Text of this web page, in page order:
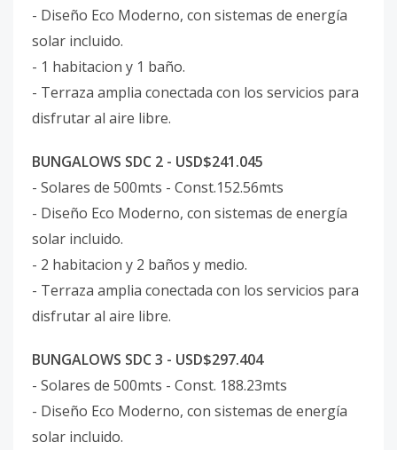
- Diseño Eco Moderno, con sistemas de energía
solar incluido.
- 1 habitacion y 1 baño.
- Terraza amplia conectada con los servicios para
disfrutar al aire libre.
BUNGALOWS SDC 2 - USD$241.045
- Solares de 500mts - Const.152.56mts
- Diseño Eco Moderno, con sistemas de energía
solar incluido.
- 2 habitacion y 2 baños y medio.
- Terraza amplia conectada con los servicios para
disfrutar al aire libre.
BUNGALOWS SDC 3 - USD$297.404
- Solares de 500mts - Const. 188.23mts
- Diseño Eco Moderno, con sistemas de energía
solar incluido.